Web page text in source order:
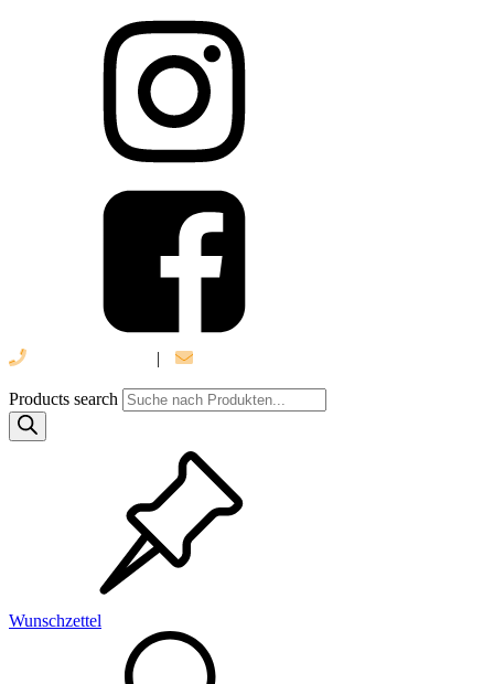
|
Products search
Wunschzettel